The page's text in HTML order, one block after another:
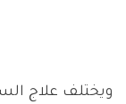
ويختلف علاج